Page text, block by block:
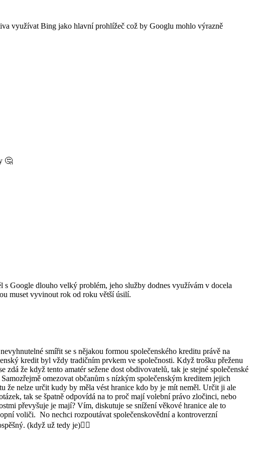
využívat Bing jako hlavní prohlížeč což by Googlu mohlo výrazně
🤔
s Google dlouho velký problém, jeho služby dodnes využívám v docela
muset vyvinout rok od roku větší úsilí.
smířit se s nějakou formou společenského kreditu právě na
kredit byl vždy tradičním prvkem ve společnosti. Když trošku přeženu
že když tento amatér sežene dost obdivovatelů, tak je stejné společenské
omezovat občanům s nízkým společenským kreditem jejich
že nelze určit kudy by měla vést hranice kdo by je mít neměl. Určit ji ale
tak se špatně odpovídá na to proč mají volební právo zločinci, nebo
převyšuje je mají? Vím, diskutuje se snížení věkové hranice ale to
voliči. No nechci rozpoutávat společenskovědní a kontroverzní
(když už tedy je)🤷‍♂️